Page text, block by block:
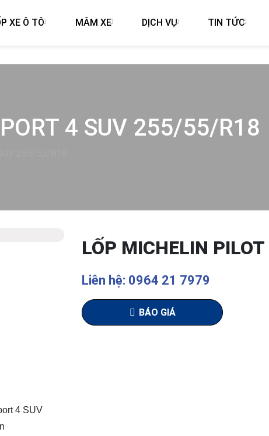
XE Ô TÔ MÂM XE DỊCH VỤ TIN TỨC
4 SUV 255/55/R18
LỐP MICHELIN
Liên hệ: 0964 21 7979
BÁO GIÁ
4 SUV